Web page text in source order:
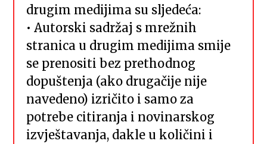
drugim medijima su sljedeća:
• Autorski sadržaj s mrežnih
stranica u drugim medijima smije
se prenositi bez prethodnog
dopuštenja (ako drugačije nije
navedeno) izričito i samo za
potrebe citiranja i novinarskog
izvještavanja, dakle u količini i